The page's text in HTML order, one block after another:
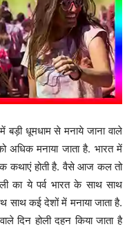
में बड़ी धूमधाम से मनाये जाना वाले
अधिक मनाया जाता है. भारत में
कथाएं होती है. वैसे आज कल तो
का ये पर्व भारत के साथ साथ
साथ कई देशों में मनाया जाता है.
दिन होली दहन किया जाता है